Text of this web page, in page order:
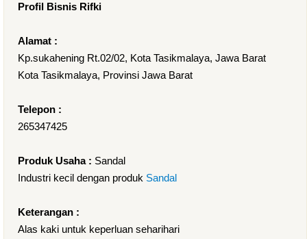
Profil Bisnis Rifki
Alamat :
Kp.sukahening Rt.02/02, Kota Tasikmalaya, Jawa Barat
Kota Tasikmalaya, Provinsi Jawa Barat
Telepon :
265347425
Produk Usaha : Sandal
Industri kecil dengan produk Sandal
Keterangan :
Alas kaki untuk keperluan seharihari